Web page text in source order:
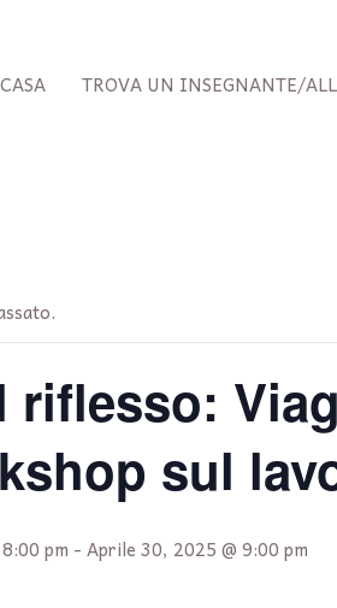
CASA TROVA UN INSEGNANTE/
riflesso:
sul
pm - Aprile 30, 2025 @ 9:00 pm